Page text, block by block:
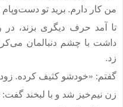
من کار دارم. برید تو دست‌وپام
تا آمد حرف دیگری بزند،
داشت با چشم دنبالمان
زد.
گفتم: «خودشو کثیف کرده.
زن نیم‌خیز شد و با لبخند گفت